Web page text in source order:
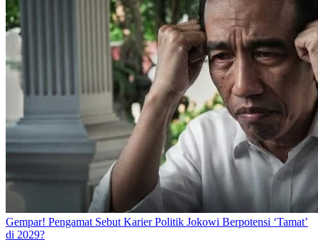
Gempar! Pengamat Sebut Karier Politik Jokowi Berpotensi ‘Tamat’
di 2029?